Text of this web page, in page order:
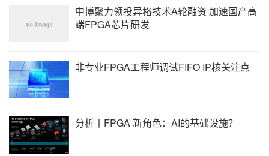
2023年合见工软发布了第一代全场景验证硬件系统 UVHS，经由市
场打磨，已在多家客户的主流大芯片项目中部署，实现了多家客户
全芯片级别的软硬件验证并协助客户成功流片迭代，客户包括中兴
第二款为其数字芯片验证的核心仿真调试工具已取得重大进展——
国产自研下一代全功能高性能数字仿真器UniVista Simulator Plus
(UVS+)和下一代全功能高效能数字验证调试平台UniVista Debugger
自研架构，并支持国产服务器生态，可比肩国际领先厂商的仿真、
编译及波形处理的先进性能，大幅加速验证流程；全面覆盖支持现
代芯片验证所需的数字仿真功能和各项特殊应用场景需求。新一代
调试平台UVD+集成更多高阶功能，提供全场景调试能力，创新的数
中博聚力领投异格技术A轮融资 加速国产高
端FPGA芯片研发
非专业FPGA工程师调试FIFO IP核关注点
分析丨FPGA 新角色：AI的基础设施？